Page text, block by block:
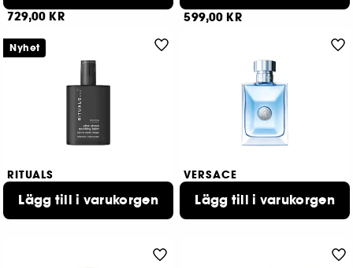
729,00 KR 599,00 KR
RITUALS
Rituals Homme
Lugnande aftershave-balsam
349,00 KR
Lägg till i varukorgen
Nyhet
VERSACE
Pour Homme
After Shave Lotion
819,00 KR
Lägg till i varukorgen